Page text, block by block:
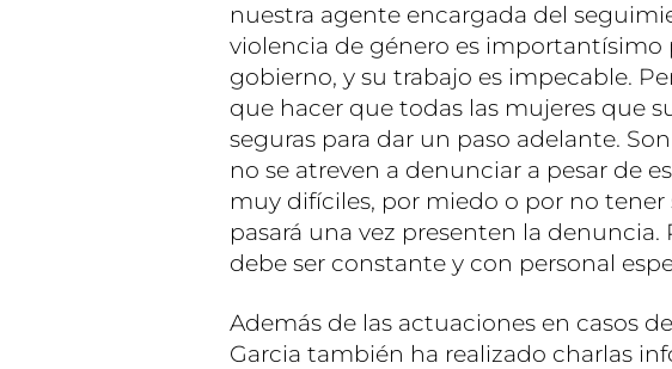
nuestra agente encargada del
violencia de género es importantísimo
gobierno, y su trabajo es impecable.
que hacer que todas las mujeres que
seguras para dar un paso adelante.
no se atreven a denunciar a pesar de
muy difíciles, por miedo o por no
pasará una vez presenten la denuncia.
debe ser constante y con personal
Además de las actuaciones en casos
Garcia también ha realizado charlas